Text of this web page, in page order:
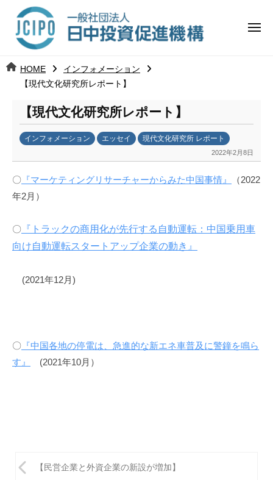
ツ 日
中
投
資
促
進
機
構
j
メ
HOME
インフォメーション
【現代文化研究所レポート】
【現代文化研究所レポート】
インフォメーション エッセイ 現代文化研究所 レポート
2022年2月8日
日
中
資
促
構
i
p
〇 『マーケティングリサーチャーからみた中国事情』
（2022
年2月）
〇 『トラックの商用化が先行する自動運転：中国乗用車
向け自動運転スタートアップ企業の動き』
(2021年12月)
〇 『中国各地の停電は、急進的な新エネ車普及に警鐘を鳴ら
す』
(2021年10月）
投
【民営企業と外資企業の新設が増加】
日
中
資
進
機
構